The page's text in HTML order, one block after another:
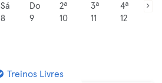
Sá
8
Do
9
2ª
10
3ª
11
4ª
12
Treinos Livres